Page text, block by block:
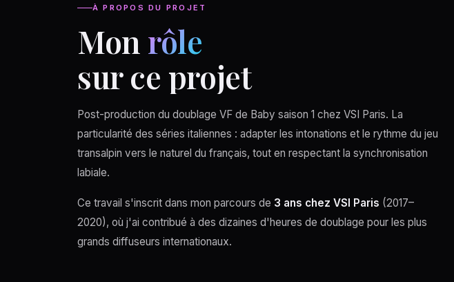
À PROPOS DU PROJET
Mon rôle
sur ce projet
Post-production du doublage VF de Baby saison 1 chez VSI Paris. La
particularité des séries italiennes : adapter les intonations et le rythme du jeu
transalpin vers le naturel du français, tout en respectant la synchronisation
labiale.
Ce travail s'inscrit dans mon parcours de 3 ans chez VSI Paris (2017–
2020), où j'ai contribué à des dizaines d'heures de doublage pour les plus
grands diffuseurs internationaux.